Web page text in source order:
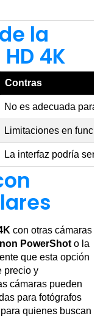
la
4K
Contras
No es adecuada para
Limitaciones en
La interfaz podría ser
con otras cámaras
PowerShoto la
que esta opción
precio y
cámaras pueden
para fotógrafos
quienes buscan